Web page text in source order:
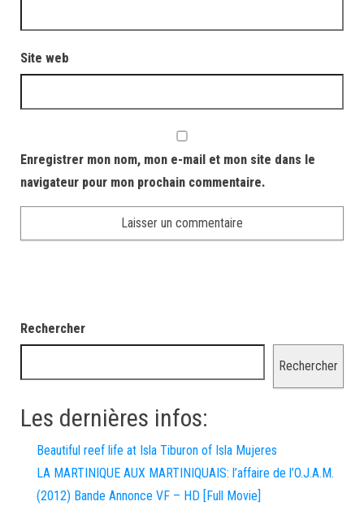
Site web
Enregistrer mon nom, mon e-mail et mon site dans le
navigateur pour mon prochain commentaire.
Rechercher
Rechercher
Les dernières infos:
Beautiful reef life at Isla Tiburon of Isla Mujeres
LA MARTINIQUE AUX MARTINIQUAIS: l’affaire de l’O.J.A.M.
(2012) Bande Annonce VF – HD [Full Movie]